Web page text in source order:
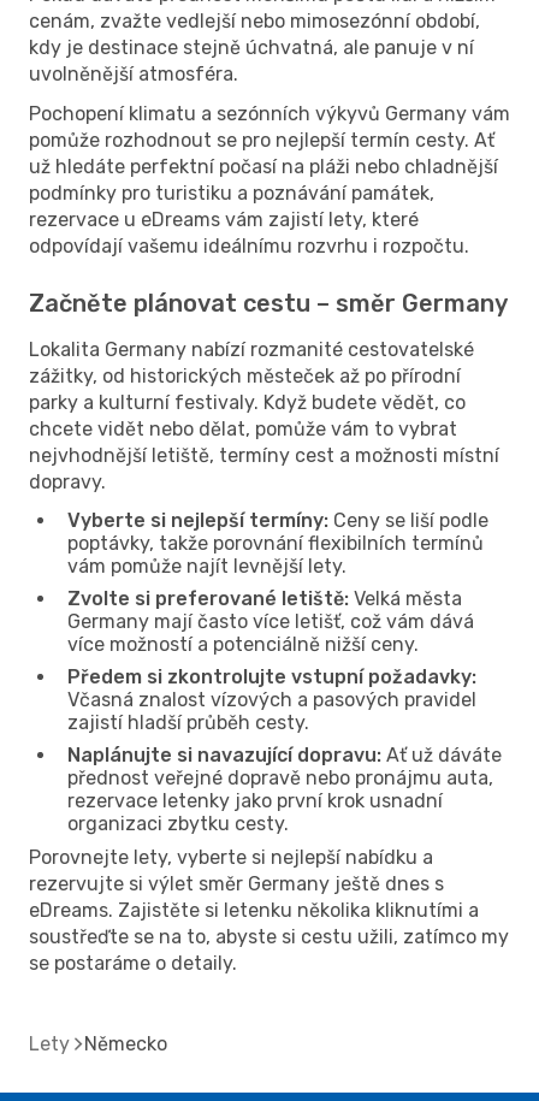
cenám, zvažte vedlejší nebo mimosezónní období,
kdy je destinace stejně úchvatná, ale panuje v ní
uvolněnější atmosféra.
Pochopení klimatu a sezónních výkyvů Germany vám
pomůže rozhodnout se pro nejlepší termín cesty. Ať
už hledáte perfektní počasí na pláži nebo chladnější
podmínky pro turistiku a poznávání památek,
rezervace u eDreams vám zajistí lety, které
odpovídají vašemu ideálnímu rozvrhu i rozpočtu.
Začněte plánovat cestu – směr Germany
Lokalita Germany nabízí rozmanité cestovatelské
zážitky, od historických městeček až po přírodní
parky a kulturní festivaly. Když budete vědět, co
chcete vidět nebo dělat, pomůže vám to vybrat
nejvhodnější letiště, termíny cest a možnosti místní
dopravy.
Vyberte si nejlepší termíny: Ceny se liší podle
poptávky, takže porovnání flexibilních termínů
vám pomůže najít levnější lety.
Zvolte si preferované letiště: Velká města
Germany mají často více letišť, což vám dává
více možností a potenciálně nižší ceny.
Předem si zkontrolujte vstupní požadavky:
Včasná znalost vízových a pasových pravidel
zajistí hladší průběh cesty.
Naplánujte si navazující dopravu: Ať už dáváte
přednost veřejné dopravě nebo pronájmu auta,
rezervace letenky jako první krok usnadní
organizaci zbytku cesty.
Porovnejte lety, vyberte si nejlepší nabídku a
rezervujte si výlet směr Germany ještě dnes s
eDreams. Zajistěte si letenku několika kliknutími a
soustřeďte se na to, abyste si cestu užili, zatímco my
se postaráme o detaily.
Lety Německo